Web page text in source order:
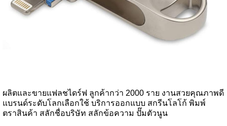
ผลิตและขายแฟลชไดร์ฟ ลูกค้ากว่า 2000 ราย งานสวยคุณภาพดี
แบรนด์ระดับโลกเลือกใช้ บริการออกแบบ สกรีนโลโก้ พิมพ์
ตราสินค้า สลักชื่อบริษัท สลักข้อความ ปั๊มตัวนูน